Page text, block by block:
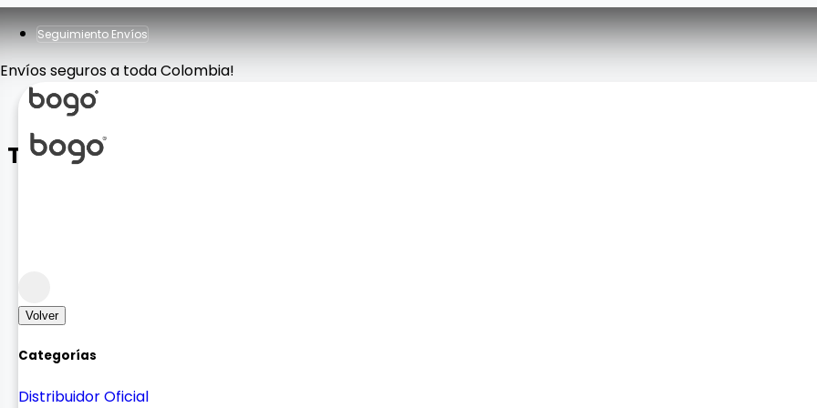
Seguimiento Envíos
Envíos seguros a toda Colombia!
Volver
Categorías
Distribuidor Oficial
Trípode C05